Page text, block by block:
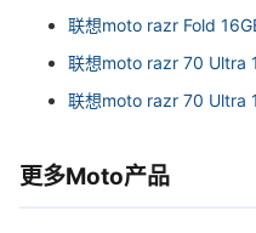
联想moto razr Fold
联想moto razr 70 Ultra
联想moto razr 70 Ultra
更多Moto产品